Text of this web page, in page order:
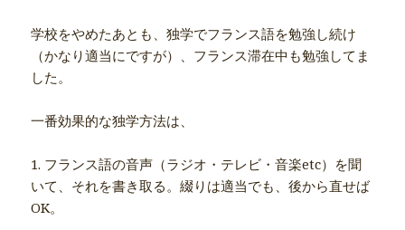
学校をやめたあとも、独学でフランス語を勉強し続け
（かなり適当にですが）、フランス滞在中も勉強してま
した。
一番効果的な独学方法は、
1. フランス語の音声（ラジオ・テレビ・音楽etc）を聞
いて、それを書き取る。綴りは適当でも、後から直せば
OK。